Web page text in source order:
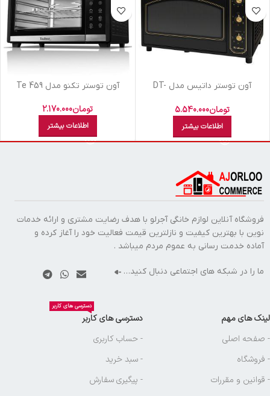
آون توستر داتیس مدل DT-
تومان5.540.000
اطلاعات بیشتر
آون توستر تکنو مدل Te 459
تومان2.170.000
اطلاعات بیشتر
فروشگاه آنلاین لوازم خانگی آجرلو با هدف رضایت مشتری و ارائه خدمات
نوین با بهترین کیفیت و نازلترین قیمت فعالیت خود را آغاز کرده و
آماده خدمت رسانی به عموم مردم میباشد .
ما را در شبکه های اجتماعی دنبال کنید…
لینک های مهم
- صفحه اصلی
- فروشگاه
- قوانین و مقررات
دسترسی های کاربر
دسترسی های کاربر
- حساب کاربری
- سبد خرید
- پیگیری سفارش